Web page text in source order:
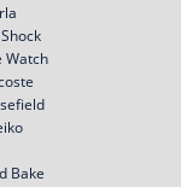
Watch
Bake